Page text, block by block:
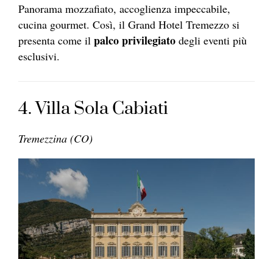
Panorama mozzafiato, accoglienza impeccabile,
cucina gourmet. Così, il Grand Hotel Tremezzo si
presenta come il palco privilegiato degli eventi più
esclusivi.
4. Villa Sola Cabiati
Tremezzina (CO)